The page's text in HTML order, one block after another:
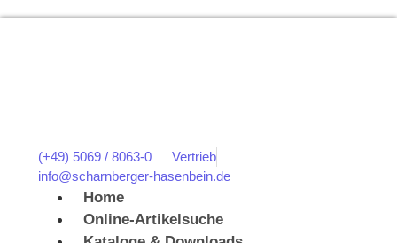
(+49) 5069 / 8063-0
Vertrieb
info@scharnberger-hasenbein.de
Home
Online-Artikelsuche